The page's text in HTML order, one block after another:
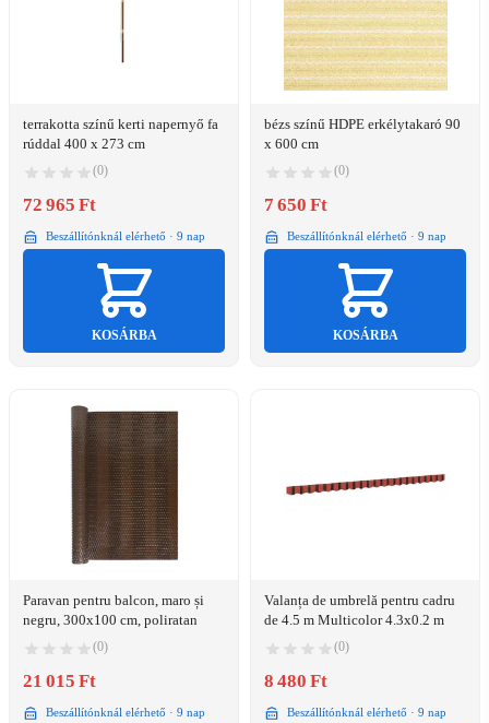
terrakotta színű kerti napernyő fa
rúddal 400 x 273 cm
(0)
72 965 Ft
Beszállítónknál elérhető · 9 nap
KOSÁRBA
bézs színű HDPE erkélytakaró 90
x 600 cm
(0)
7 650 Ft
Beszállítónknál elérhető · 9 nap
KOSÁRBA
Paravan pentru balcon, maro și
negru, 300x100 cm, poliratan
(0)
21 015 Ft
Beszállítónknál elérhető · 9 nap
Valanța de umbrelă pentru cadru
de 4.5 m Multicolor 4.3x0.2 m
(0)
8 480 Ft
Beszállítónknál elérhető · 9 nap